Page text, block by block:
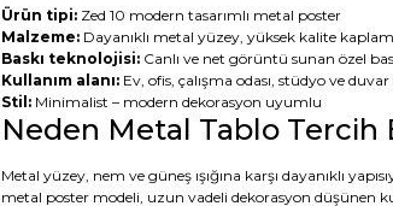
Ürün tipi:Zed 10 modern tasarımlı metal poster
Malzeme:Dayanıklı metal yüzey, yüksek kalite
Baskı teknolojisi:Canlı ve net görüntü sunan özel
Kullanım alanı:Ev, ofis, çalışma odası, stüdyo ve
Stil:Minimalist – modern dekorasyon uyumlu
Neden Metal Tablo Tercih
Metal yüzey, nem ve güneş ışığına karşı dayanıklı
metal poster modeli, uzun vadeli dekorasyon düşünen